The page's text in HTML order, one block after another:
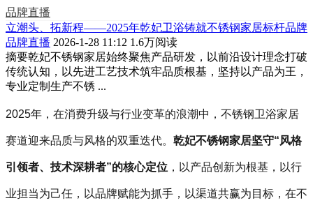
品牌直播
立潮头、拓新程——2025年乾妃卫浴铸就不锈钢家居标杆品牌
品牌直播 2026-1-28 11:12 1.6万阅读
摘要乾妃不锈钢家居始终聚焦产品研发，以前沿设计理念打破
传统认知，以先进工艺技术筑牢品质根基，坚持以产品为王，
专业定制生产不锈 ...
2025年，在消费升级与行业变革的浪潮中，不锈钢卫浴家居
赛道迎来品质与风格的双重迭代。 乾妃不锈钢家居坚守“风格
引领者、技术深耕者”的核心定位 ，以产品创新为根基，以行
业担当为己任，以品牌赋能为抓手，以渠道共赢为目标，在不